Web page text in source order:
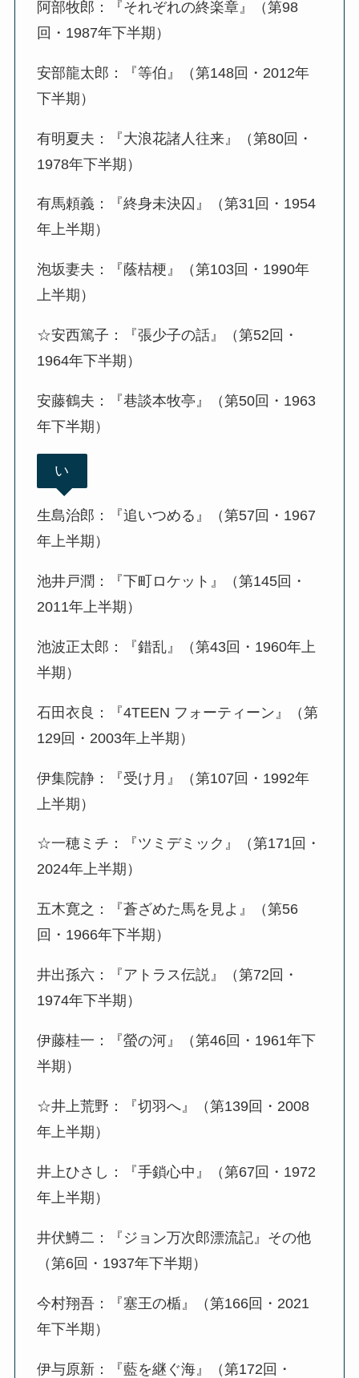
阿部牧郎：『それぞれの終楽章』（第98
回・1987年下半期）
安部龍太郎：『等伯』（第148回・2012年
下半期）
有明夏夫：『大浪花諸人往来』（第80回・
1978年下半期）
有馬頼義：『終身未決囚』（第31回・1954
年上半期）
泡坂妻夫：『蔭桔梗』（第103回・1990年
上半期）
☆安西篤子：『張少子の話』（第52回・
1964年下半期）
安藤鶴夫：『巷談本牧亭』（第50回・1963
年下半期）
い
生島治郎：『追いつめる』（第57回・1967
年上半期）
池井戸潤：『下町ロケット』（第145回・
2011年上半期）
池波正太郎：『錯乱』（第43回・1960年上
半期）
石田衣良：『4TEEN フォーティーン』（第
129回・2003年上半期）
伊集院静：『受け月』（第107回・1992年
上半期）
☆一穂ミチ：『ツミデミック』（第171回・
2024年上半期）
五木寛之：『蒼ざめた馬を見よ』（第56
回・1966年下半期）
井出孫六：『アトラス伝説』（第72回・
1974年下半期）
伊藤桂一：『螢の河』（第46回・1961年下
半期）
☆井上荒野：『切羽へ』（第139回・2008
年上半期）
井上ひさし：『手鎖心中』（第67回・1972
年上半期）
井伏鱒二：『ジョン万次郎漂流記』その他
（第6回・1937年下半期）
今村翔吾：『塞王の楯』（第166回・2021
年下半期）
伊与原新：『藍を継ぐ海』（第172回・